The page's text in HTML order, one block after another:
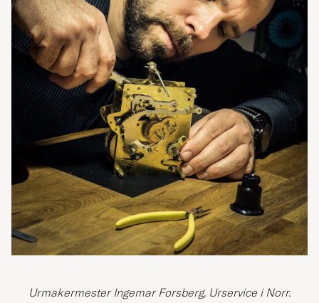
Urmakermester Ingemar Forsberg, Urservice i Norr.